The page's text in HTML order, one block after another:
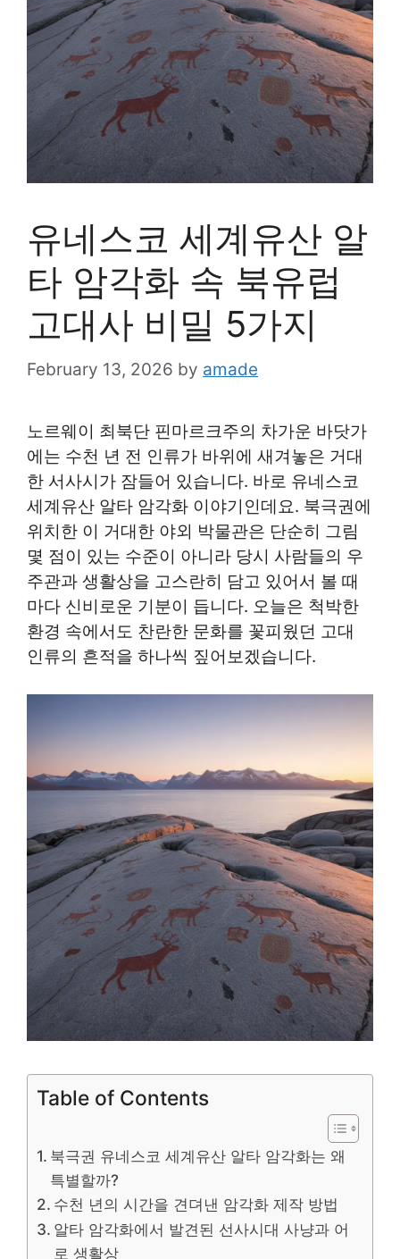
유네스코 세계유산 알
타 암각화 속 북유럽
고대사 비밀 5가지
February 13, 2026 by amade
노르웨이 최북단 핀마르크주의 차가운 바닷가
에는 수천 년 전 인류가 바위에 새겨놓은 거대
한 서사시가 잠들어 있습니다. 바로 유네스코
세계유산 알타 암각화 이야기인데요. 북극권에
위치한 이 거대한 야외 박물관은 단순히 그림
몇 점이 있는 수준이 아니라 당시 사람들의 우
주관과 생활상을 고스란히 담고 있어서 볼 때
마다 신비로운 기분이 듭니다. 오늘은 척박한
환경 속에서도 찬란한 문화를 꽃피웠던 고대
인류의 흔적을 하나씩 짚어보겠습니다.
Table of Contents
북극권 유네스코 세계유산 알타 암각화는 왜
특별할까?
수천 년의 시간을 견뎌낸 암각화 제작 방법
알타 암각화에서 발견된 선사시대 사냥과 어
로 생활상